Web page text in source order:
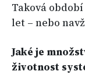
Taková
let – nebo
Jaké je
životnost